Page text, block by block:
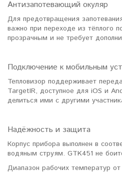
монокуляр."
Виктор Жунов
Антизапотевающий окуляр
Для предотвращения
важно при переходе из тёплого
прозрачным и не требует
Подключение к мобильным
Тепловизор поддерживает
TargetIR, доступное для iOS и
делиться ими с другими
Надёжность и защита
Корпус прибора выполнен в
водяным струям. GTK451 не
Диапазон рабочих температур